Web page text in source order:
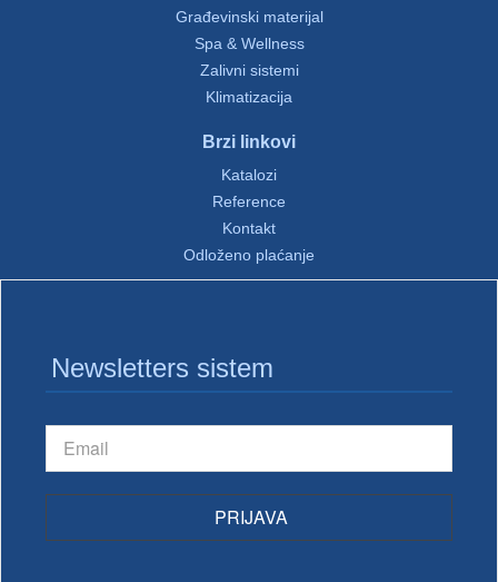
Građevinski materijal
Spa & Wellness
Zalivni sistemi
Klimatizacija
Brzi linkovi
Katalozi
Reference
Kontakt
Odloženo plaćanje
Newsletters sistem
PRIJAVA